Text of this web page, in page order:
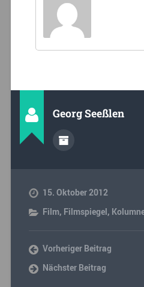
Georg Seeßlen
15. Oktober 2012
Film, Filmspiegel,
Vorheriger Beitrag
Nächster Beitrag